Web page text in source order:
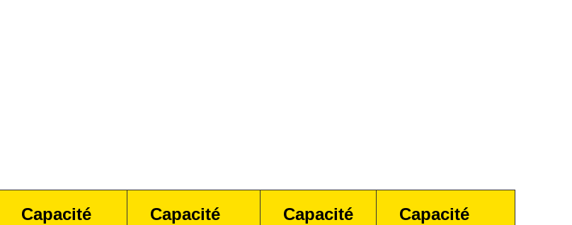
Capacité
Capacité
Capacité
Capacité